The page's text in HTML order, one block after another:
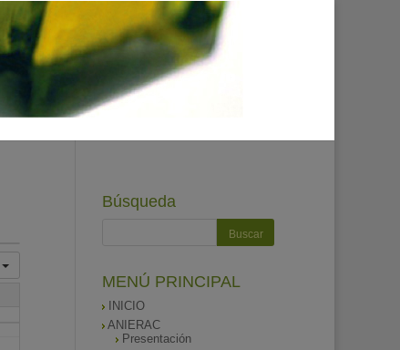
Búsqueda
MENÚ PRINCIPAL
INICIO
ANIERAC
Presentación